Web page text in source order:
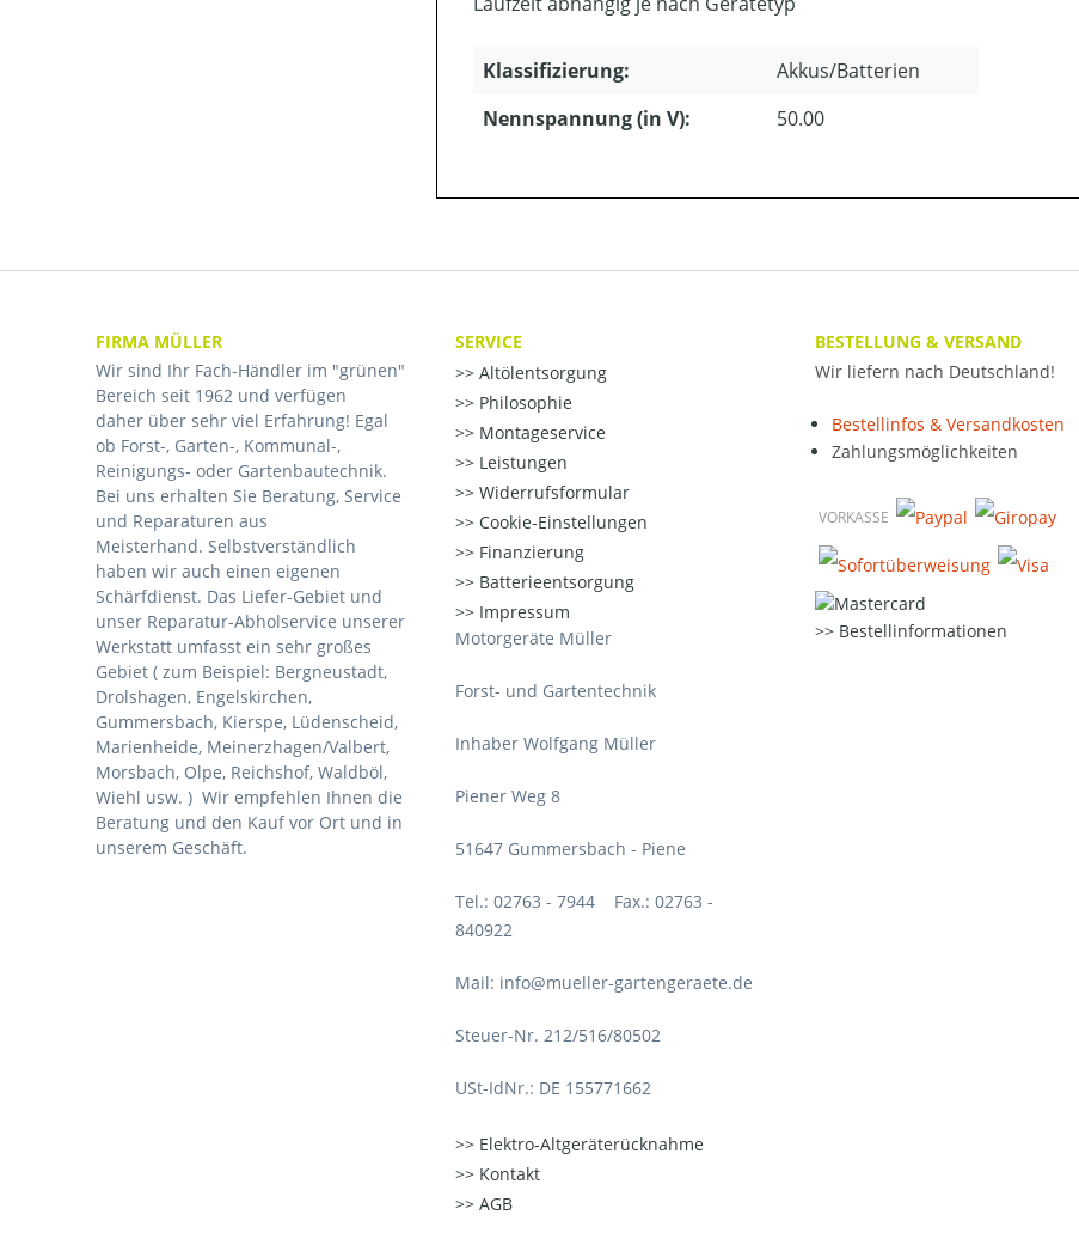
Klassifizierung:
Akkus/Batterien
Nennspannung (in V):
50.00
FIRMA MÜLLER
Wir sind Ihr Fach-Händler im "grünen"
Bereich seit 1962 und verfügen
daher über sehr viel Erfahrung! Egal
ob Forst-, Garten-, Kommunal-,
Reinigungs- oder Gartenbautechnik.
Bei uns erhalten Sie Beratung, Service
und Reparaturen aus
Meisterhand. Selbstverständlich
haben wir auch einen eigenen
Schärfdienst. Das Liefer-Gebiet und
unser Reparatur-Abholservice unserer
Werkstatt umfasst ein sehr großes
Gebiet ( zum Beispiel: Bergneustadt,
Drolshagen, Engelskirchen,
Gummersbach, Kierspe, Lüdenscheid,
Marienheide, Meinerzhagen/Valbert,
Morsbach, Olpe, Reichshof, Waldböl,
Wiehl usw. ) Wir empfehlen Ihnen die
Beratung und den Kauf vor Ort und in
unserem Geschäft.
SERVICE
Altölentsorgung
Philosophie
Montageservice
Leistungen
Widerrufsformular
Cookie-Einstellungen
Finanzierung
Batterieentsorgung
Impressum
Motorgeräte Müller
Forst- und Gartentechnik
Inhaber Wolfgang Müller
Piener Weg 8
51647 Gummersbach - Piene
Tel.: 02763 - 7944 Fax.: 02763 -
840922
Mail: info@mueller-gartengeraete.de
Steuer-Nr. 212/516/80502
USt-IdNr.: DE 155771662
Elektro-Altgeräterücknahme
Kontakt
AGB
BESTELLUNG & VERSAND
Wir liefern nach Deutschland!
Bestellinfos & Versandkosten
Zahlungsmöglichkeiten
VORKASSE
Bestellinformationen